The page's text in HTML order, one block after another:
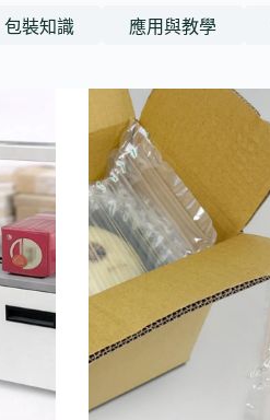
包裝知識 應用與教學